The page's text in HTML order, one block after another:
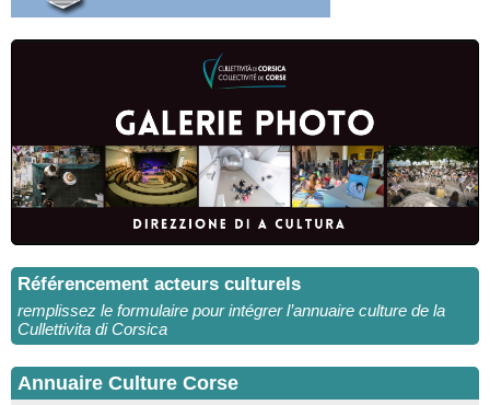
Référencement acteurs culturels
remplissez le formulaire pour intégrer l’annuaire culture de la
Cullettivita di Corsica
Annuaire Culture Corse